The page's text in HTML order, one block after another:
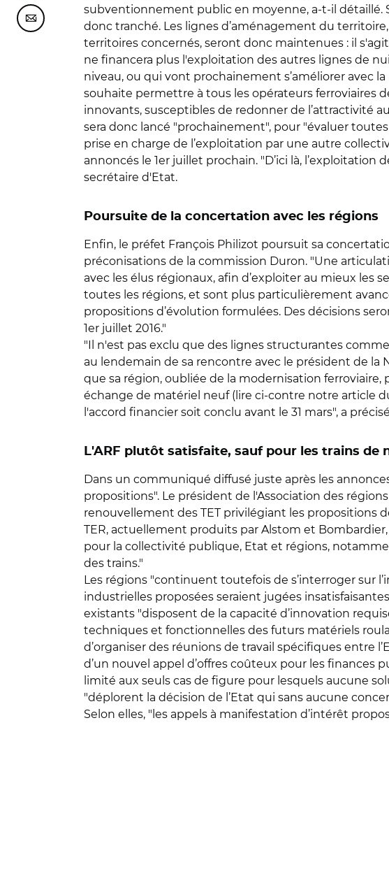
Partager cette page sur Courriel
subventionnement public en moyenne, a-t-il détaillé.
donc tranché. Les lignes d’aménagement du
territoires concernés, seront donc maintenues : il
ne financera plus l'exploitation des autres lignes de
niveau, ou qui vont prochainement s’améliorer avec
souhaite permettre à tous les opérateurs ferroviaires
innovants, susceptibles de redonner de l’attractivité
sera donc lancé "prochainement", pour "évaluer
prise en charge de l’exploitation par une autre
annoncés le 1er juillet prochain. "D’ici là,
secrétaire d'Etat.
Poursuite de la concertation avec les régions
Enfin, le préfet François Philizot poursuit sa
préconisations de la commission Duron. "Une
avec les élus régionaux, afin d’exploiter au mieux les
toutes les régions, et sont plus particulièrement
propositions d’évolution formulées. Des décisions
1er juillet 2016."
"Il n'est pas exclu que des lignes structurantes
au lendemain de sa rencontre avec le président de la
que sa région, oubliée de la modernisation
échange de matériel neuf (lire ci-contre notre article
l'accord financier soit conclu avant le 31 mars", a
L'ARF plutôt satisfaite, sauf pour les trains de
Dans un communiqué diffusé juste après les
propositions". Le président de l'Association des
renouvellement des TET privilégiant les propositions
TER, actuellement produits par Alstom et
pour la collectivité publique, Etat et régions,
des trains."
Les régions "continuent toutefois de s’interroger sur
industrielles proposées seraient jugées
existants "disposent de la capacité d’innovation
techniques et fonctionnelles des futurs matériels
d’organiser des réunions de travail spécifiques entre
d’un nouvel appel d’offres coûteux pour les
limité aux seuls cas de figure pour lesquels aucune
"déplorent la décision de l’Etat qui sans aucune
Selon elles, "les appels à manifestation d’intérêt